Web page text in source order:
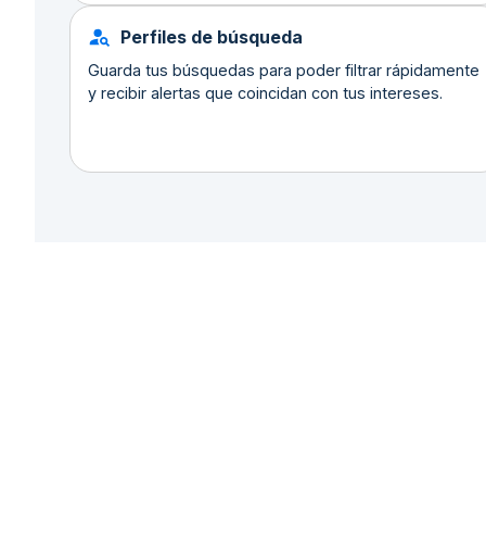
Perfiles de búsqueda
Guarda tus búsquedas para poder filtrar rápidamente
y recibir alertas que coincidan con tus intereses.